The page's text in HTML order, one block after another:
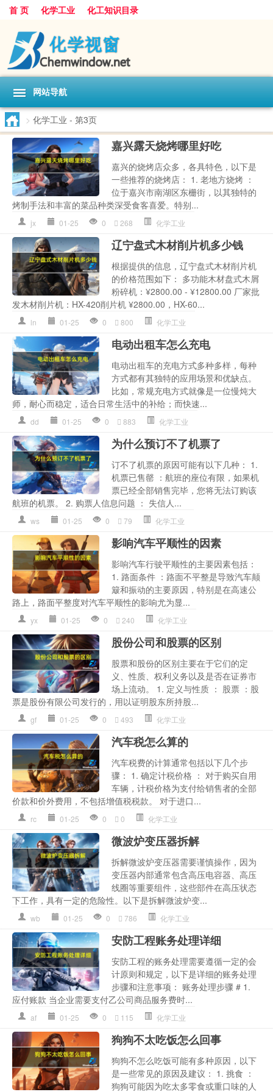
首 页 化学工业 化工知识目录
网站导航
> 化学工业 - 第3页
嘉兴露天烧烤哪里好吃
嘉兴的烧烤店众多，各具特色，以下是
一些推荐的烧烤店： 1. 老地方烧烤 ：
位于嘉兴市南湖区东栅街，以其独特的
烤制手法和丰富的菜品种类深受食客喜爱。特别...
jx 01-25 0 268 化学工业
辽宁盘式木材削片机多少钱
根据提供的信息，辽宁盘式木材削片机
的价格范围如下： 多功能木材盘式木屑
粉碎机：¥2800.00 - ¥12800.00 厂家批
发木材削片机：HX-420削片机 ¥2800.00，HX-60...
ln 01-25 0 800 化学工业
电动出租车怎么充电
电动出租车的充电方式多种多样，每种
方式都有其独特的应用场景和优缺点。
比如，常规充电方式就像是一位慢炖大
师，耐心而稳定，适合日常生活中的补给；而快速...
dd 01-25 0 883 化学工业
为什么预订不了机票了
订不了机票的原因可能有以下几种： 1.
机票已售罄 ：航班的座位有限，如果机
票已经全部销售完毕，您将无法订购该
航班的机票。 2. 购票人信息问题 ： 失信人...
ws 01-25 0 79 化学工业
影响汽车平顺性的因素
影响汽车行驶平顺性的主要因素包括：
1. 路面条件 ：路面不平整是导致汽车颠
簸和振动的主要原因，特别是在高速公
路上，路面平整度对汽车平顺性的影响尤为显...
yx 01-25 0 240 化学工业
股份公司和股票的区别
股票和股份的区别主要在于它们的定
义、性质、权利义务以及是否在证券市
场上流动。 1. 定义与性质 ： 股票 ：股
票是股份有限公司发行的，用以证明股东所持股...
gf 01-25 0 493 化学工业
汽车税怎么算的
汽车税费的计算通常包括以下几个步
骤： 1. 确定计税价格 ： 对于购买自用
车辆，计税价格为支付给销售者的全部
价款和价外费用，不包括增值税税款。 对于进口...
rc 01-25 0 0 化学工业
微波炉变压器拆解
拆解微波炉变压器需要谨慎操作，因为
变压器内部通常包含高压电容器、高压
线圈等重要组件，这些部件在高压状态
下工作，具有一定的危险性。以下是拆解微波炉变...
wb 01-25 0 786 化学工业
安防工程账务处理详细
安防工程的账务处理需要遵循一定的会
计原则和规定，以下是详细的账务处理
步骤和注意事项： 账务处理步骤 # 1.
应付账款 当企业需要支付乙公司商品服务费时...
af 01-25 0 115 化学工业
狗狗不太吃饭怎么回事
狗狗不怎么吃饭可能有多种原因，以下
是一些常见的原因及建议： 1. 挑食 ：
狗狗可能因为吃太多零食或重口味的人